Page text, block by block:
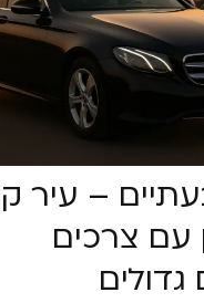
– עיר
עם צרכים